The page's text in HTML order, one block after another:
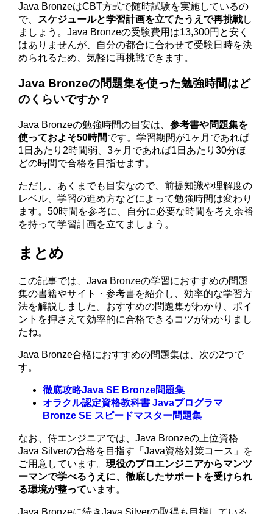
Java BronzeはCBT方式で随時試験を実施しているの
で、 スケジュールと学習計画を立てたうえで再挑戦し
ましょう。Java Bronzeの受験費用は13,300円と安く
はありませんが、自分の都合に合わせて受験日時を決
められるため、気軽に再挑戦できます。
Java Bronzeの問題集を使った勉強時間はど
のくらいですか？
Java Bronzeの勉強時間の目安は、参考書や問題集を
使っておよそ50時間です。学習期間が1ヶ月であれば
1日あたり2時間弱、3ヶ月であれば1日あたり30分ほ
どの時間で合格を目指せます。
ただし、あくまでも目安なので、前提知識や理解度の
レベル、学習の進め方などによって勉強時間は変わり
ます。50時間を参考に、自分に必要な時間を考え余裕
を持って学習計画を立てましょう。
まとめ
この記事では、Java Bronzeの学習におすすめの問題
集の書籍やサイト・参考書を紹介し、効率的な学習方
法を解説しました。おすすめの問題集がわかり、ポイ
ントを押さえて効率的に合格できるコツがわかりまし
たね。
Java Bronze合格におすすめの問題集は、次の2つで
す。
徹底攻略Java SE Bronze問題集
オラクル認定資格教科書 Javaプログラマ
Bronze SE スピードマスター問題集
なお、侍エンジニアでは、Java Bronzeの上位資格
Java Silverの合格を目指す「Java資格対策コース」を
ご用意しています。現役のプロエンジニアからマンツ
ーマンで学べるうえに、徹底したサポートを受けられ
る環境が整っています。
Java Bronzeに続きJava Silverの取得も目指している